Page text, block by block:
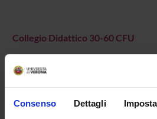
Consenso Dettagli
Collegio Didattico 30-60 CFU